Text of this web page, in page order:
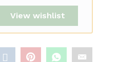
View wishlist